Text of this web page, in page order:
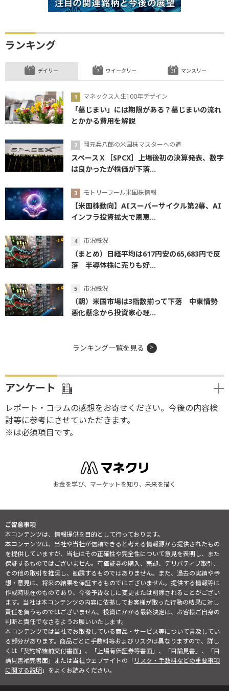
ランキング
デイリー
マネックス人生100年デザイン
「墓じまい」には期限がある？墓じまいの流れ
とかかる費用を解説
岡元兵八郎の米国株マスターへの道
スペースＸ［SPCX］上場後初の決算発表、数字
は良かったが株価が下落...
モトリーフール米国株情報
【米国株動向】AIスーパーサイクル第2幕、AI
インフラ投資拡大で恩恵...
市況概況
（まとめ）日経平均は617円安の65,683円で反
落 半導体株に売りも好...
市況概況
（朝）米国市場は3指数揃って下落 中東情勢
悪化懸念から投資家心理...
ウイークリー マンスリー
ランキング一覧を見る
アンケート
レポート・コラムの感想をお寄せください。今後の内容検
討等に参考にさせていただきます。
※は必須項目です。
お金を学び、マーケットを知り、未来を描く
ご留意事項
本コンテンツは、情報提供を目的として行っております。
本コンテンツは、当社や当社が信頼できると考える情報源から提供されたもの
を提供していますが、当社はその正確性や完全性について意見を表明し、また
保証するものではございません。有価証券の購入、売却、デリバティブ取引、
その他の取引を推奨し、勧誘するものではありません。また、過去の実績や予
想・意見は、将来の結果を保証するものではございません。提供する情報等は
作成時現在のものであり、今後予告なしに変更または削除されることがござい
ます。当社は本コンテンツの内容に依拠してお客様が取った行動の結果に対し
責任を負うものではございません。投資にかかる最終決定は、お客様ご自身の
判断と責任でなさるようお願いいたします。
本コンテンツでは当社でお取扱している商品・サービス等について言及してい
る部分があります。商品ごとに手数料等およびリスクは異なりますので、詳し
くは「契約締結前交付書面」、「上場有価証券等書面」、「目論見書」、「目
論見書補完書面」または当社ウェブサイトの「リスク・手数料などの重要事項
に関する説明」をよくお読みください。